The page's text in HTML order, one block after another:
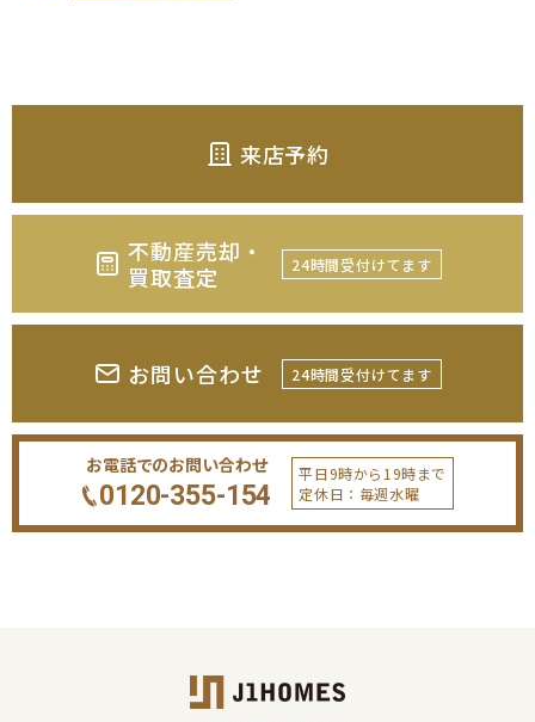
来店予約
不動産売却・
買取査定
24時間受付けてます
お問い合わせ 24時間受付けてます
お電話でのお問い合わせ
0120-355-154
平日9時から19時まで
定休日：毎週水曜